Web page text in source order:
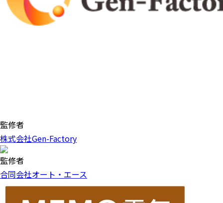
監修者
株式会社Gen-Factory
監修者
合同会社オート・エース